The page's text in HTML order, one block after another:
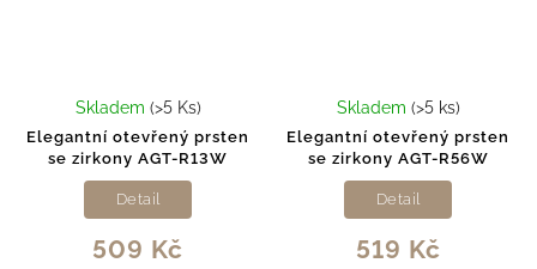
Elegantní otevřený prsten
se zirkony AGT-R13W
Skladem (>5 Ks)
509 Kč
Detail
Elegantní otevřený prsten
se zirkony AGT-R56W
Skladem (>5 ks)
519 Kč
Detail